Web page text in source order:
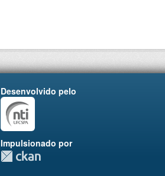
Desenvolvido pelo
Impulsionado por